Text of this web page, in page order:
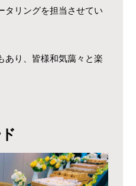
タリングを担当させてい
あり、皆様和気藹々と楽